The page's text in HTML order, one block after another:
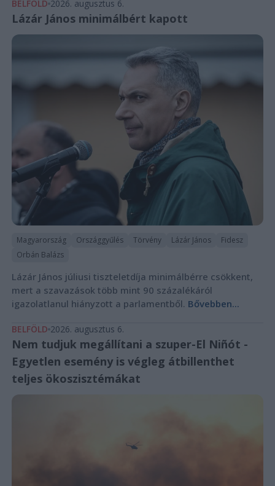
BELFÖLD 2026. augusztus 6.
Lázár János minimálbért kapott
Magyarország Országgyűlés Törvény Lázár János
Fidesz
Orbán Balázs
Lázár János júliusi tiszteletdíja minimálbérre csökkent,
mert a szavazások több mint 90 százalékáról
igazolatlanul hiányzott a parlamentből. Bővebben...
BELFÖLD 2026. augusztus 6.
Nem tudjuk megállítani a szuper-El Niñót -
Egyetlen esemény is végleg átbillenthet
teljes ökoszisztémákat